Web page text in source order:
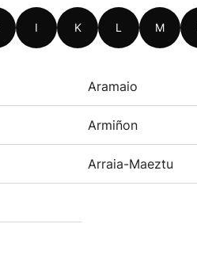
I K L M
Aramaio
Armiñon
Arraia-Maeztu